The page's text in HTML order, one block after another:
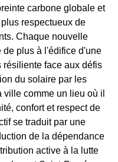
carbone globale et
respectueux de
Chaque nouvelle
de plus à l'édifice d'une
résiliente face aux défis
du solaire par les
comme un lieu où il
confort et respect de
se traduit par une
de la dépendance
active à la lutte